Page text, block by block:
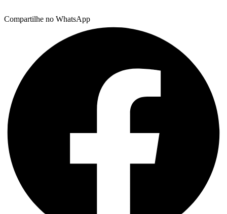
Compartilhe no WhatsApp